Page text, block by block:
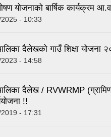
योजनाको बार्षिक कार्यक्रम
- 10:33
दैलेखको गाउँ शिक्षा
- 14:58
दैलेख / RVWRMP
!!
- 17:31